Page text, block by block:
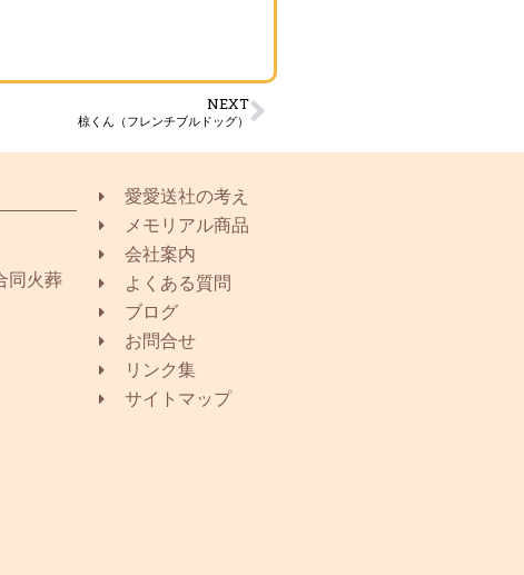
NEXT
椋くん（フレンチブルドッグ）
同火葬
愛愛送社の考え
メモリアル商品
会社案内
よくある質問
ブログ
お問合せ
リンク集
サイトマップ